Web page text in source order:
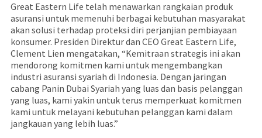
Great Eastern Life telah menawarkan rangkaian produk
asuransi untuk memenuhi berbagai kebutuhan masyarakat
akan solusi terhadap proteksi diri perjanjian pembiayaan
konsumer. Presiden Direktur dan CEO Great Eastern Life,
Clement Lien mengatakan, “Kemitraan strategis ini akan
mendorong komitmen kami untuk mengembangkan
industri asuransi syariah di Indonesia. Dengan jaringan
cabang Panin Dubai Syariah yang luas dan basis pelanggan
yang luas, kami yakin untuk terus memperkuat komitmen
kami untuk melayani kebutuhan pelanggan kami dalam
jangkauan yang lebih luas.”